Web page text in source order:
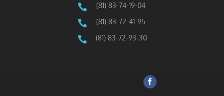
 (81) 83-74-19-04
 (81) 83-72-41-95
 (81) 83-72-93-30